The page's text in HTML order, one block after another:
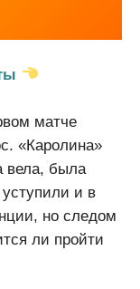
матче
«Каролина»
вела, была
уступили и в
но следом
ли пройти